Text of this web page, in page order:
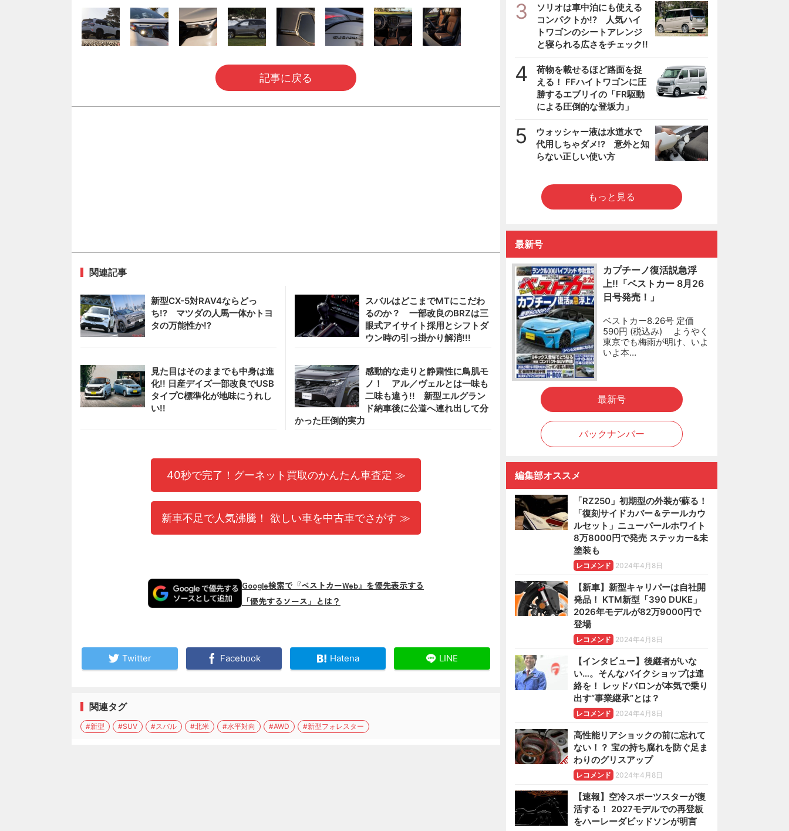
記事に戻る
関連記事
新型CX-5対RAV4ならどっ
ち!? マツダの人馬一体かトヨ
タの万能性か!?
スバルはどこまでMTにこだわ
るのか？ 一部改良のBRZは三
眼式アイサイト採用とシフトダ
ウン時の引っ掛かり解消!!!
見た目はそのままでも中身は進
化!! 日産デイズ一部改良でUSB
タイプC標準化が地味にうれし
い!!
感動的な走りと静粛性に鳥肌モ
ノ！ アル／ヴェルとは一味も
二味も違う!! 新型エルグラン
ド納車後に公道へ連れ出して分
かった圧倒的実力
40秒で完了！グーネット買取のかんたん車査定 ≫
新車不足で人気沸騰！ 欲しい車を中古車でさがす ≫
Google検索で『ベストカーWeb』を優先表示する
「優先するソース」とは？
Twitter Facebook Hatena LINE
関連タグ
#新型 #SUV #スバル #北米 #水平対向 #AWD #新型フォレスター
3
ソリオは車中泊にも使える
コンパクトか!? 人気ハイ
トワゴンのシートアレンジ
と寝られる広さをチェック!!
4
荷物を載せるほど路面を捉
える！ FFハイトワゴンに圧
勝するエブリイの「FR駆動
による圧倒的な登坂力」
5
ウォッシャー液は水道水で
代用しちゃダメ!? 意外と知
らない正しい使い方
もっと見る
最新号
カプチーノ復活説急浮
上!!「ベストカー 8月26
日号発売！」
ベストカー8.26号 定価
590円 (税込み) ようやく
東京でも梅雨が明け、いよ
いよ本…
最新号
バックナンバー
編集部オススメ
「RZ250」初期型の外装が蘇る！
「復刻サイドカバー＆テールカウ
ルセット」ニューパールホワイト
8万8000円で発売 ステッカー&未
塗装も
レコメンド 2024年4月8日
【新車】新型キャリパーは自社開
発品！ KTM新型「390 DUKE」
2026年モデルが82万9000円で
登場
レコメンド 2024年4月8日
【インタビュー】後継者がいな
い…。そんなバイクショップは連
絡を！ レッドバロンが本気で乗り
出す“事業継承”とは？
レコメンド 2024年4月8日
高性能リアショックの前に忘れて
ない！？ 宝の持ち腐れを防ぐ足ま
わりのグリスアップ
レコメンド 2024年4月8日
【速報】空冷スポーツスターが復
活する！ 2027モデルでの再登板
をハーレーダビッドソンが明言